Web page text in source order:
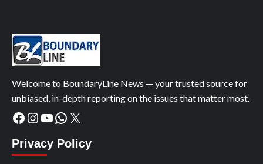
Welcome to BoundaryLine News — your trusted source for
unbiased, in-depth reporting on the issues that matter most.
Facebook
Instagram
YouTube
WhatsApp
X
Privacy Policy